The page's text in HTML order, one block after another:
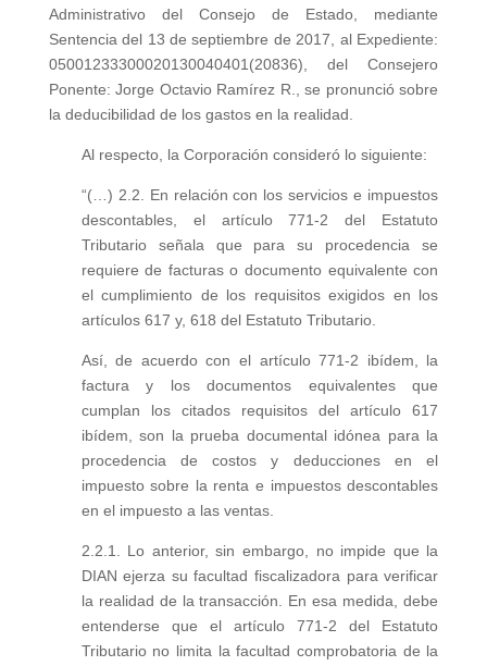
Administrativo del Consejo de Estado, mediante
Sentencia del 13 de septiembre de 2017, al Expediente:
05001233300020130040401(20836), del Consejero
Ponente: Jorge Octavio Ramírez R., se pronunció sobre
la deducibilidad de los gastos en la realidad.
Al respecto, la Corporación consideró lo siguiente:
“(…) 2.2. En relación con los servicios e impuestos
descontables, el artículo 771-2 del Estatuto
Tributario señala que para su procedencia se
requiere de facturas o documento equivalente con
el cumplimiento de los requisitos exigidos en los
artículos 617 y, 618 del Estatuto Tributario.
Así, de acuerdo con el artículo 771-2 ibídem, la
factura y los documentos equivalentes que
cumplan los citados requisitos del artículo 617
ibídem, son la prueba documental idónea para la
procedencia de costos y deducciones en el
impuesto sobre la renta e impuestos descontables
en el impuesto a las ventas.
2.2.1. Lo anterior, sin embargo, no impide que la
DIAN ejerza su facultad fiscalizadora para verificar
la realidad de la transacción. En esa medida, debe
entenderse que el artículo 771-2 del Estatuto
Tributario no limita la facultad comprobatoria de la